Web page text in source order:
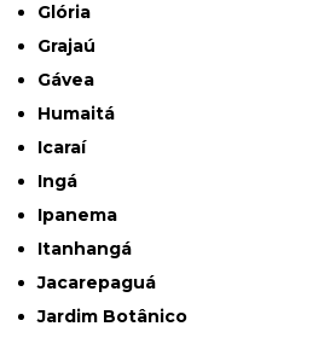
Glória
Grajaú
Gávea
Humaitá
Icaraí
Ingá
Ipanema
Itanhangá
Jacarepaguá
Jardim Botânico